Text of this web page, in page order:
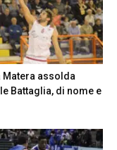
Matera assolda
Battaglia, di nome e